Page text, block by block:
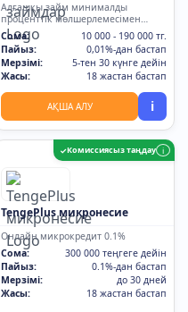
Алғашқы займ минималды
проценттік мөлшерлемесімен
0,01%
Сома:
10 000 - 190 000 тг.
Пайыз:
0,01%-дан бастап
Мерзімі:
5-тен 30 күнге дейін
Жасы:
18 жастан бастап
АҚША АЛУ i
✓Комиссиясыз таңдау i
TengePlus микронесие
Онлайн микрокредит 0.1%
Сома:
300 000 теңгеге дейін
Пайыз:
0.1%-дан бастап
Мерзімі:
до 30 дней
Жасы:
18 жастан бастап